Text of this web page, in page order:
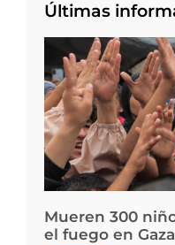
Últimas
Mueren 300
el fuego en Gaza